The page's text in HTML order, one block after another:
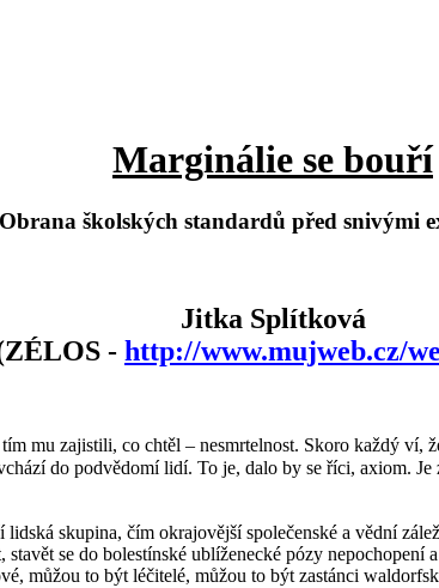
Marginálie se bouří
školských standardů před snivými
Jitka Splítková
- http://www.mujweb.cz/
mu zajistili, co chtěl – nesmrtelnost. Skoro každý ví,
do podvědomí lidí. To je, dalo by se říci, axiom.
skupina, čím okrajovější společenské a vědní
se do bolestínské ublíženecké pózy
můžou to být léčitelé, můžou to být zastánci